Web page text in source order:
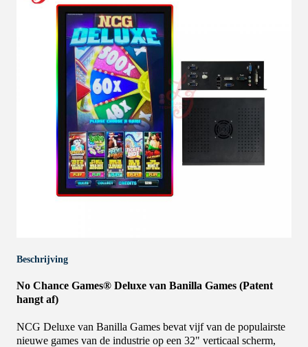
Beschrijving
No Chance Games® Deluxe van Banilla Games (Patent
hangt af)
NCG Deluxe van Banilla Games bevat vijf van de populairste
nieuwe games van de industrie op een 32" verticaal scherm,